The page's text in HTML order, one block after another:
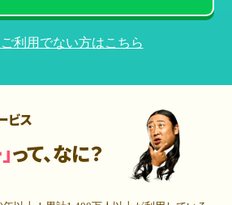
利用でない方はこちら
ビス
って、なに？